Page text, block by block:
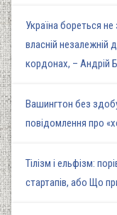
Україна бореться не
власній незалежній
кордонах, – Андрій
Вашингтон без
повідомлення про
Тілізм і ельфізм:
стартапів, або Що